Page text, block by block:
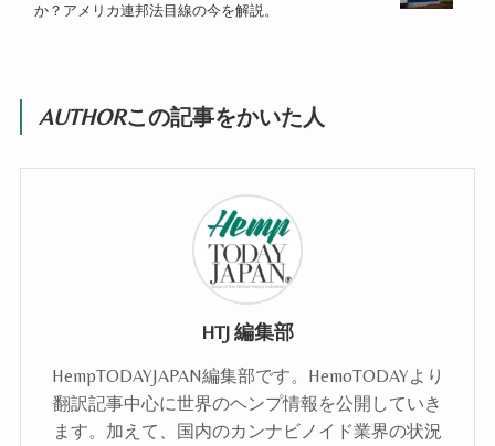
か？アメリカ連邦法目線の今を解説。
AUTHORこの記事をかいた人
HTJ 編集部
HempTODAYJAPAN編集部です。HemoTODAYより
翻訳記事中心に世界のヘンプ情報を公開していき
ます。加えて、国内のカンナビノイド業界の状況